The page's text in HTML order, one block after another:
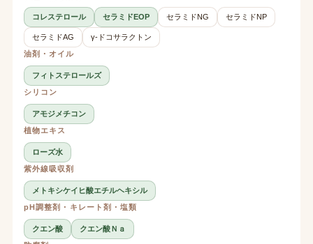
コレステロール セラミドEOP セラミドNG セラミドNP
セラミドAG
γ-ドコサラクトン
油剤・オイル
フィトステロールズ
シリコン
アモジメチコン
植物エキス
ローズ水
紫外線吸収剤
メトキシケイヒ酸エチルヘキシル
pH調整剤・キレート剤・塩類
クエン酸
クエン酸Ｎａ